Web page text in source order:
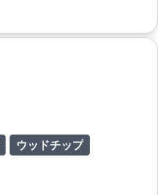
ウッドチップ